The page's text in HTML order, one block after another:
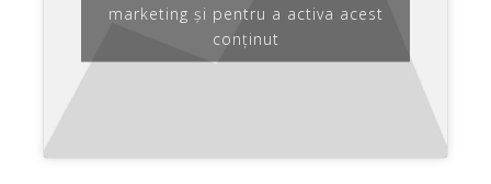
marketing și pentru a activa acest
conținut